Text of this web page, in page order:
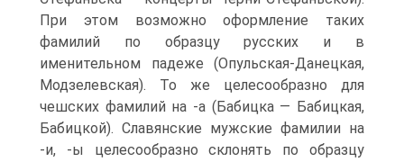
При этом возможно оформление таких
фамилий по образцу русских и в
именительном падеже (Опульская-Данецкая,
Модзелевская). То же целесообразно для
чешских фамилий на -а (Бабицка — Бабицкая,
Бабицкой). Славянские мужские фамилии на
-и, -ы целесообразно склонять по образцу